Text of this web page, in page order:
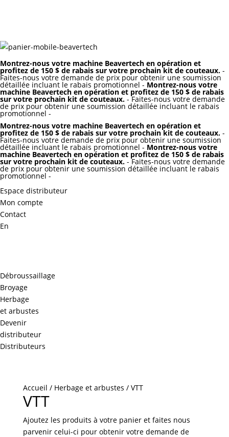
Montrez-nous votre machine Beavertech en opération et
profitez de 150 $ de rabais sur votre prochain kit de couteaux. -
Faites-nous votre demande de prix pour obtenir une soumission
détaillée incluant le rabais promotionnel - Montrez-nous votre
machine Beavertech en opération et profitez de 150 $ de rabais
sur votre prochain kit de couteaux. - Faites-nous votre demande
de prix pour obtenir une soumission détaillée incluant le rabais
promotionnel -
Montrez-nous votre machine Beavertech en opération et
profitez de 150 $ de rabais sur votre prochain kit de couteaux. -
Faites-nous votre demande de prix pour obtenir une soumission
détaillée incluant le rabais promotionnel - Montrez-nous votre
machine Beavertech en opération et profitez de 150 $ de rabais
sur votre prochain kit de couteaux. - Faites-nous votre demande
de prix pour obtenir une soumission détaillée incluant le rabais
promotionnel -
Espace distributeur
Mon compte
Contact
En
Débroussaillage
Broyage
Herbage
et arbustes
Devenir
distributeur
Distributeurs
Accueil / Herbage et arbustes / VTT
VTT
Ajoutez les produits à votre panier et faites nous
parvenir celui-ci pour obtenir votre demande de